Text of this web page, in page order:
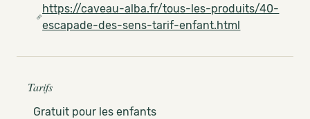
https://caveau-alba.fr/tous-les-produits/40-
escapade-des-sens-tarif-enfant.html
Tarifs
Gratuit pour les enfants